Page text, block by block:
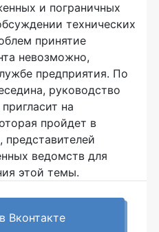
и пограничных
технических
принятие
невозможно,
предприятия. По
руководство
на
пройдет в
ведомств для
этой темы.
Вконтакте